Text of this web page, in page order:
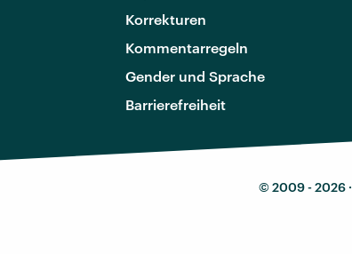
Korrekturen
Kommentarregeln
Gender und Sprache
Barrierefreiheit
© 2009 - 2026 ·